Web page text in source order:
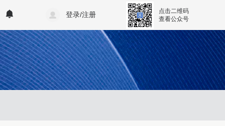
登录/注册
点击二维码
查看公众号